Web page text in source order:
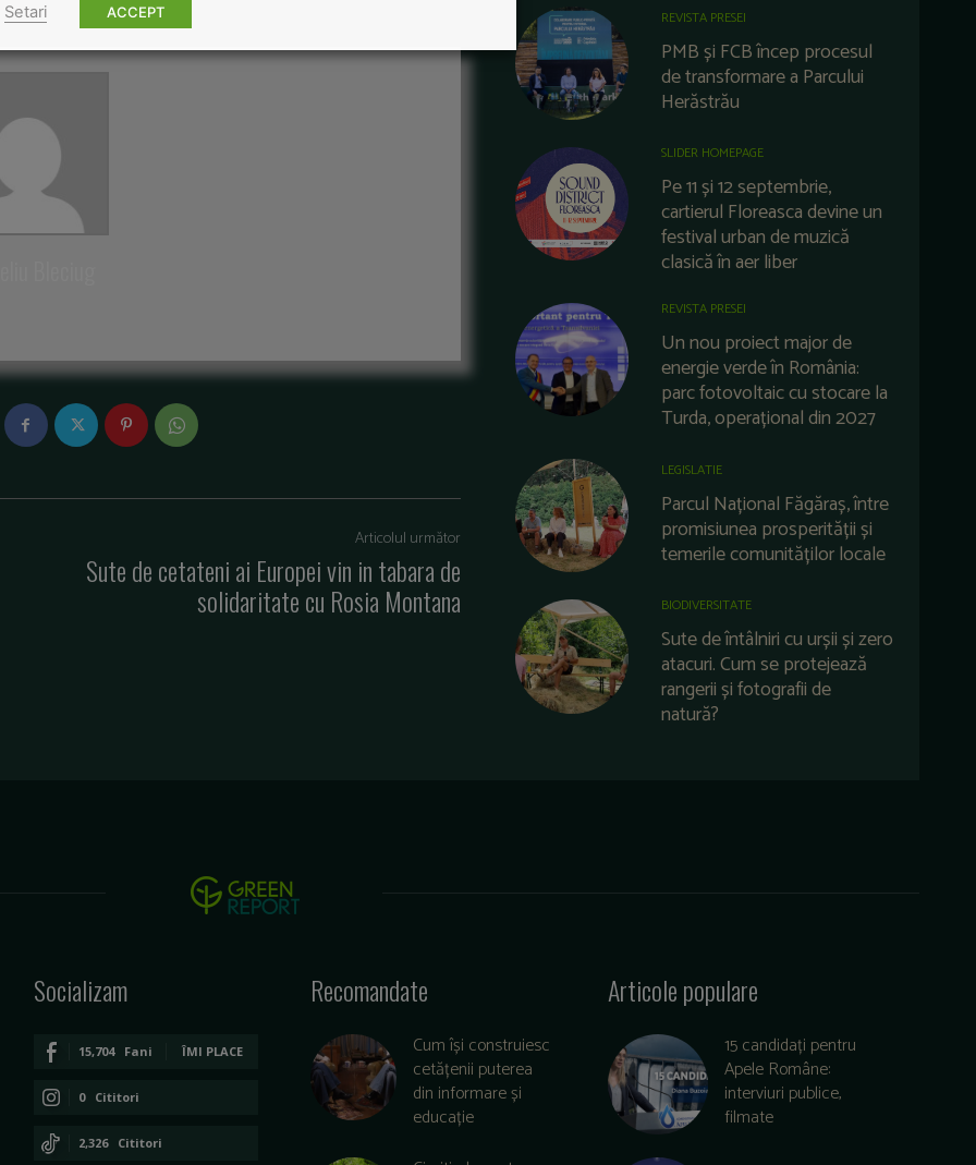
Articolul următor
Sute de cetateni ai Europei vin in tabara de
solidaritate cu Rosia Montana
REVISTA PRESEI
PMB și FCB încep procesul
de transformare a Parcului
Herăstrău
SLIDER HOMEPAGE
Pe 11 și 12 septembrie,
cartierul Floreasca devine un
festival urban de muzică
clasică în aer liber
REVISTA PRESEI
Un nou proiect major de
energie verde în România:
parc fotovoltaic cu stocare la
Turda, operațional din 2027
LEGISLATIE
Parcul Național Făgăraș, între
promisiunea prosperității și
temerile comunităților locale
BIODIVERSITATE
Sute de întâlniri cu urșii și zero
atacuri. Cum se protejează
rangerii și fotografii de
natură?
Socializam
15,704 Fani ÎMI PLACE
0 Cititori
CONECTAȚI-VĂ
2,326 Cititori
Recomandate
Cum își construiesc
cetățenii puterea
din informare și
educație
Articole populare
15 candidați pentru
Apele Române:
interviuri publice,
filmate
Setari
ACCEPT